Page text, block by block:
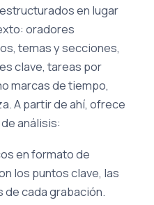
en lugar
oradores
temas y secciones,
clave, tareas por
marcas de tiempo,
A partir de ahí, ofrece
análisis:
en formato de
los puntos clave, las
cada grabación.